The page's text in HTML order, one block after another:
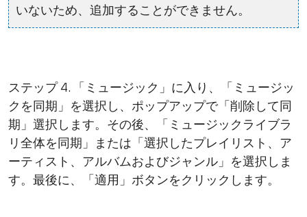
いないため、追加することができません。
ステップ 4. 「ミュージック」に入り、「ミュージッ
クを同期」を選択し、ポップアップで「削除して同
期」選択します。その後、「ミュージックライブラ
リ全体を同期」または「選択したプレイリスト、ア
ーティスト、アルバムおよびジャンル」を選択しま
す。最後に、「適用」ボタンをクリックします。